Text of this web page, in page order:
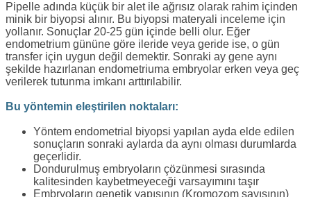
Pipelle adında küçük bir alet ile ağrısız olarak rahim içinden
minik bir biyopsi alınır. Bu biyopsi materyali inceleme için
yollanır. Sonuçlar 20-25 gün içinde belli olur. Eğer
endometrium gününe göre ileride veya geride ise, o gün
transfer için uygun değil demektir. Sonraki ay gene aynı
şekilde hazırlanan endometriuma embryolar erken veya geç
verilerek tutunma imkanı arttırılabilir.
Bu yöntemin eleştirilen noktaları:
Yöntem endometrial biyopsi yapılan ayda elde edilen
sonuçların sonraki aylarda da aynı olması durumlarda
geçerlidir.
Dondurulmuş embryoların çözünmesi sırasında
kalitesinden kaybetmeyeceği varsayımını taşır
Embryoların genetik yapısının (Kromozom sayısının)